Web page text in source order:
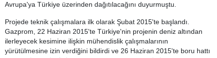
Avrupa'ya Türkiye üzerinden dağıtılacağını duyurmuştu.
Projede teknik çalışmalara ilk olarak Şubat 2015'te başlandı.
Gazprom, 22 Haziran 2015'te Türkiye'nin projenin deniz altından
ilerleyecek kesimine ilişkin mühendislik çalışmalarının
yürütülmesine izin verdiğini bildirdi ve 26 Haziran 2015'te boru hattı